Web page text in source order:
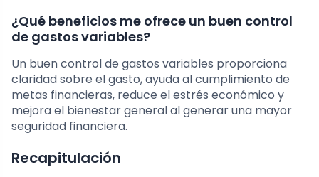
¿Qué beneficios me ofrece un buen control
de gastos variables?
Un buen control de gastos variables proporciona
claridad sobre el gasto, ayuda al cumplimiento de
metas financieras, reduce el estrés económico y
mejora el bienestar general al generar una mayor
seguridad financiera.
Recapitulación